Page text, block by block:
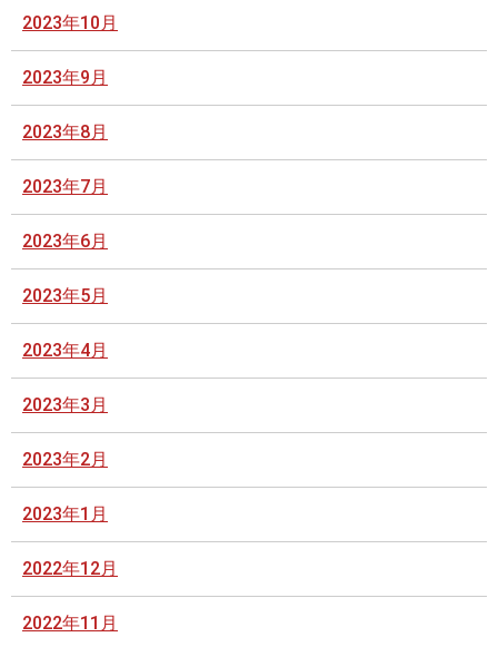
2023年10月
2023年9月
2023年8月
2023年7月
2023年6月
2023年5月
2023年4月
2023年3月
2023年2月
2023年1月
2022年12月
2022年11月